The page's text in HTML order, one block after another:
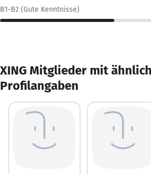
B1-B2 (Gute Kenntnisse)
XING Mitglieder mit
Profilangaben